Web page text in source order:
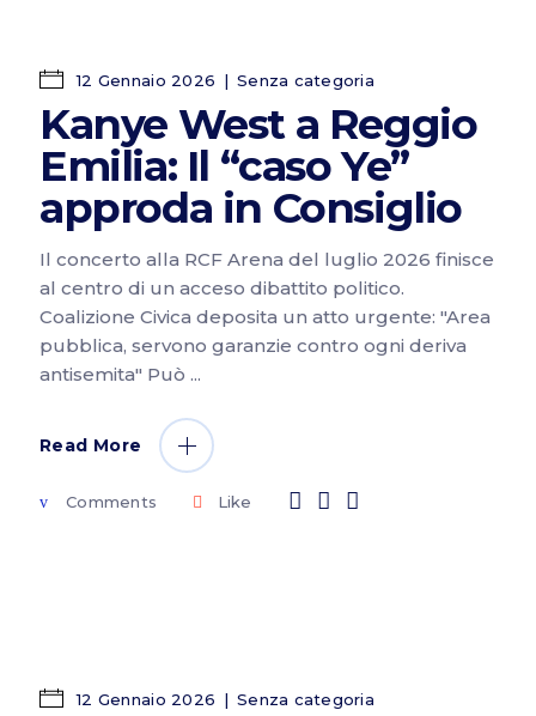
12 Gennaio 2026 Senza categoria
Kanye West a Reggio
Emilia: Il “caso Ye”
approda in Consiglio
Il concerto alla RCF Arena del luglio 2026 finisce
al centro di un acceso dibattito politico.
Coalizione Civica deposita un atto urgente: "Area
pubblica, servono garanzie contro ogni deriva
antisemita" Può
Read More
Comments Like
12 Gennaio 2026 Senza categoria